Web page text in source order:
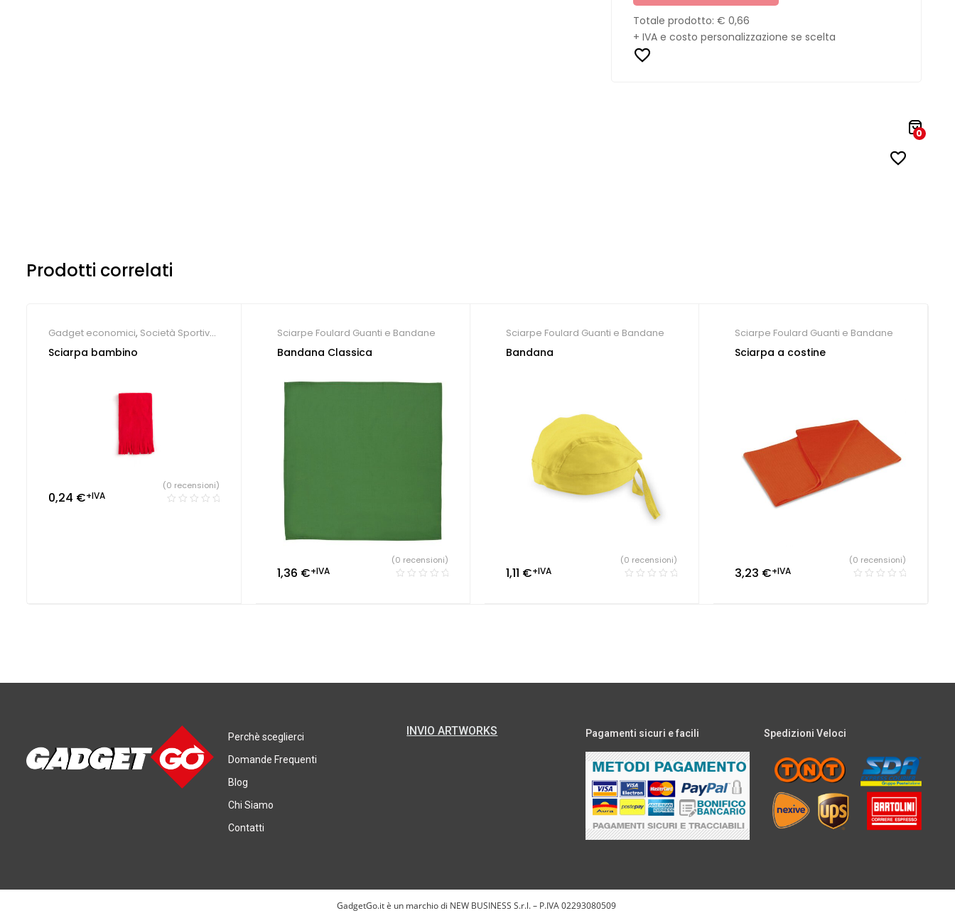
Totale prodotto: € 0,66
+ IVA e costo personalizzazione se scelta
0
Prodotti correlati
Gadget economici, Società Sportive
Sciarpe Foulard Guanti e Bandane
Sciarpa bambino
0,24 €+IVA
(0 recensioni)
Sciarpe Foulard Guanti e Bandane
Bandana Classica
1,36 €+IVA
(0 recensioni)
Sciarpe Foulard Guanti e Bandane
Bandana
1,11 €+IVA
(0 recensioni)
Sciarpe Foulard Guanti e Bandane
Sciarpa a costine
3,23 €+IVA
(0 recensioni)
Perchè sceglierci
Domande Frequenti
Blog
Chi Siamo
Contatti
INVIO ARTWORKS Pagamenti sicuri e facili Spedizioni Veloci
GadgetGo.it è un marchio di NEW BUSINESS S.r.l. – P.IVA 02293080509